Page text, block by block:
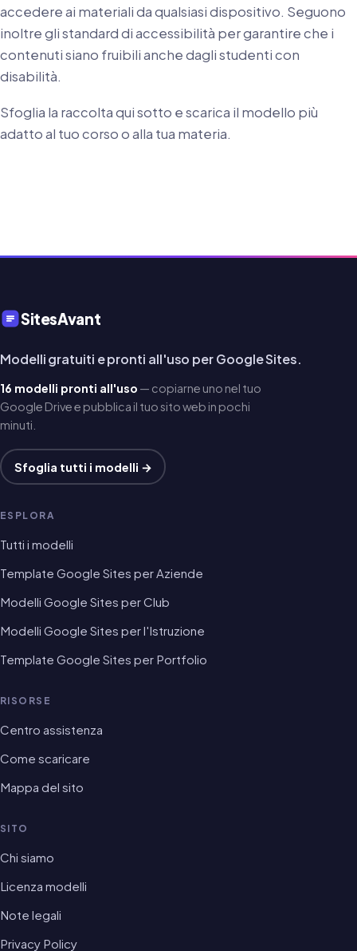
accedere ai materiali da qualsiasi dispositivo. Seguono
inoltre gli standard di accessibilità per garantire che i
contenuti siano fruibili anche dagli studenti con
disabilità.
Sfoglia la raccolta qui sotto e scarica il modello più
adatto al tuo corso o alla tua materia.
SitesAvant
Modelli gratuiti e pronti all'uso per Google Sites.
16 modelli pronti all'uso — copiarne uno nel tuo
Google Drive e pubblica il tuo sito web in pochi
minuti.
Sfoglia tutti i modelli →
ESPLORA
Tutti i modelli
Template Google Sites per Aziende
Modelli Google Sites per Club
Modelli Google Sites per l'Istruzione
Template Google Sites per Portfolio
RISORSE
Centro assistenza
Come scaricare
Mappa del sito
SITO
Chi siamo
Licenza modelli
Note legali
Privacy Policy